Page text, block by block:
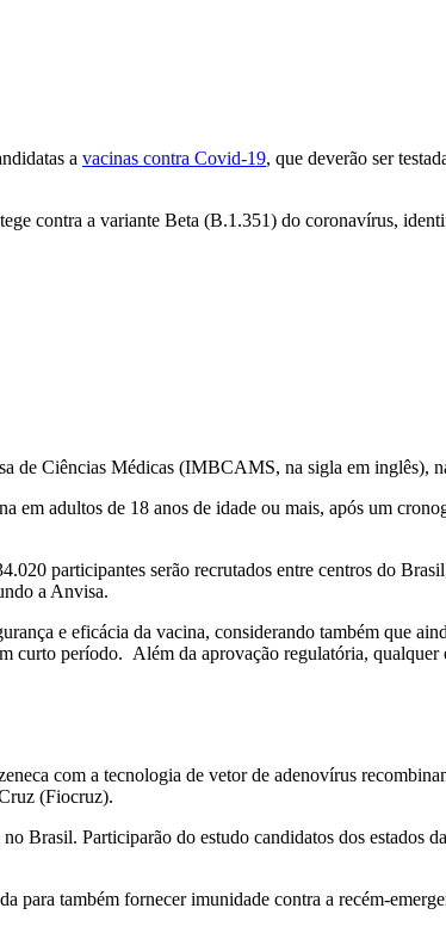
a vacinas contra Covid-19, que deverão ser
contra a variante Beta (B.1.351) do coronavírus,
de Ciências Médicas (IMBCAMS, na sigla em inglês),
adultos de 18 anos de idade ou mais, após um
participantes serão recrutados entre centros do
a Anvisa.
e eficácia da vacina, considerando também que
curto período. Além da aprovação regulatória,
com a tecnologia de vetor de adenovírus
(Fiocruz).
Brasil. Participarão do estudo candidatos dos estados
também fornecer imunidade contra a recém-